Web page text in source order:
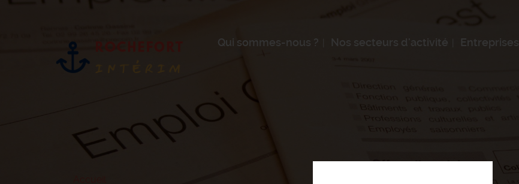
Qui sommes-nous ? Nos secteurs d'activité Entreprises